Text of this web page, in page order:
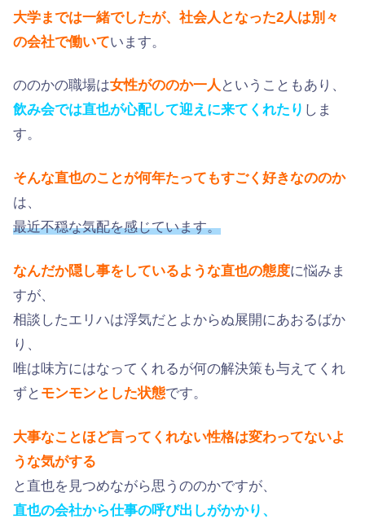
大学までは一緒でしたが、社会人となった2人は別々
の会社で働いています。
ののかの職場は女性がののか一人 ということもあり、
飲み会では直也が心配して迎えに来てくれたり しま
す。
そんな直也のことが何年たってもすごく好きなののか
は、
最近不穏な気配を感じています。
なんだか隠し事をしているような直也の態度に悩みま
すが、
相談したエリハは浮気だとよからぬ展開にあおるばか
り、
唯は味方にはなってくれるが何の解決策も与えてくれ
ずと モンモンとした状態です。
大事なことほど言ってくれない性格は変わってないよ
うな気がする
と直也を見つめながら思うののかですが、
直也の会社から仕事の呼び出しがかかり、